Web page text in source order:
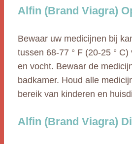
Alfin (Brand Viagra)
Bewaar uw medicijnen bij
tussen 68-77 ° F (20-25 °
en vocht. Bewaar de
badkamer. Houd alle
bereik van kinderen en
Alfin (Brand Viagra)